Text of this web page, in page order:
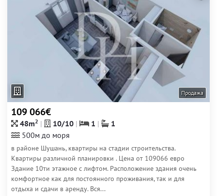
Продажа
109 066€
48m2 10/10 1
1
500м до моря
в районе Шушань, квартиры на стадии строительства.
Квартиры различной планировки . Цена от 109066 евро
Здание 10ти этажное с лифтом. Расположение здания очень
комфортное как для постоянного проживания, так и для
отдыха и сдачи в аренду. Вся...